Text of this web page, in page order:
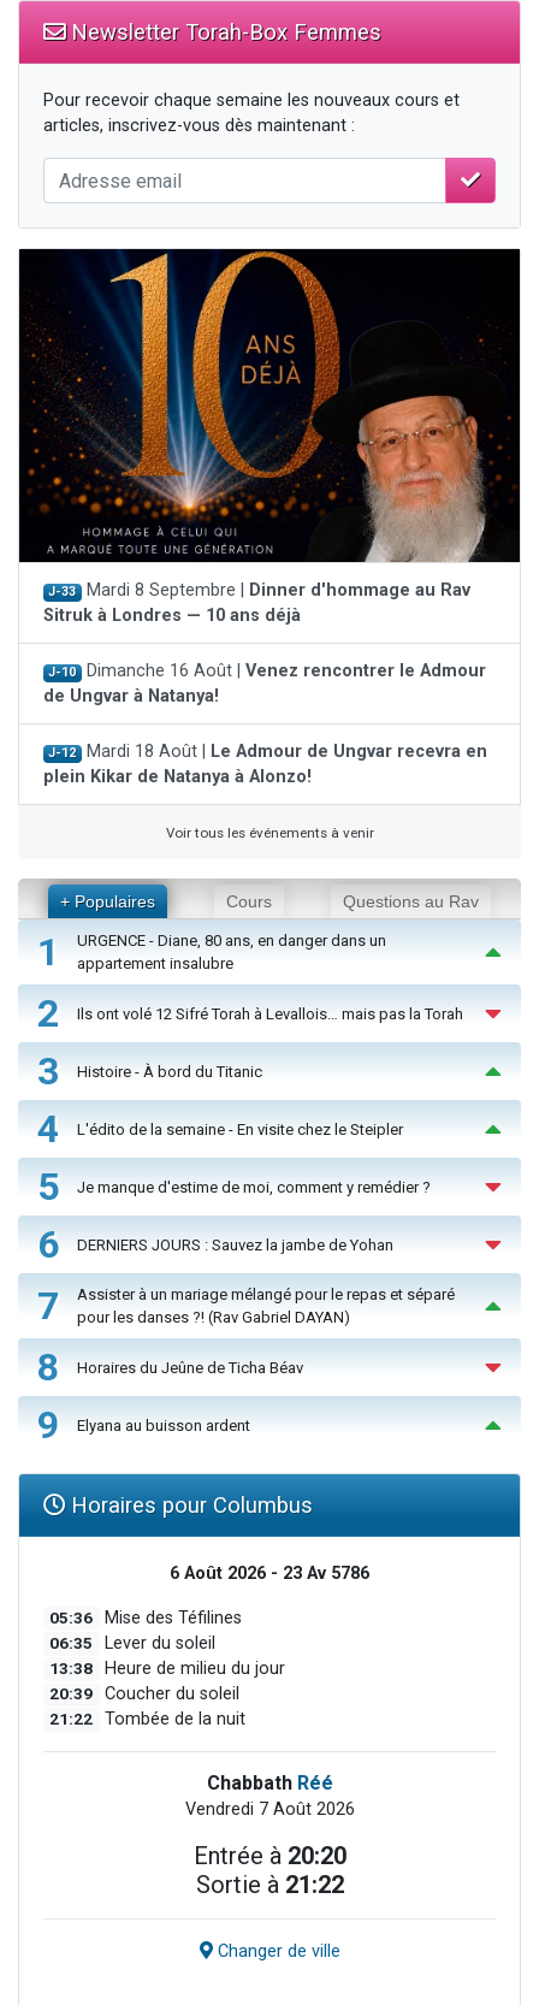
Newsletter Torah-Box Femmes
Pour recevoir chaque semaine les nouveaux cours et
articles, inscrivez-vous dès maintenant :
J-33 Mardi 8 Septembre |
Dinner d'hommage au Rav
Sitruk à Londres — 10 ans déjà
J-10 Dimanche 16 Août | Venez rencontrer le Admour
de Ungvar à Natanya!
J-12 Mardi 18 Août |
Le Admour de Ungvar recevra en
plein Kikar de Natanya à Alonzo!
Voir tous les événements à venir
+ Populaires Cours Questions au Rav
1
URGENCE - Diane, 80 ans, en danger dans un
appartement insalubre
2 Ils ont volé 12 Sifré Torah à Levallois… mais pas la Torah
3 Histoire - À bord du Titanic
4 L'édito de la semaine - En visite chez le Steipler
5 Je manque d'estime de moi, comment y remédier ?
6 DERNIERS JOURS : Sauvez la jambe de Yohan
7
Assister à un mariage mélangé pour le repas et séparé
pour les danses ?! (Rav Gabriel DAYAN)
8 Horaires du Jeûne de Ticha Béav
9 Elyana au buisson ardent
Horaires pour Columbus
6 Août 2026 - 23 Av 5786
05:36 Mise des Téfilines
06:35 Lever du soleil
13:38 Heure de milieu du jour
20:39 Coucher du soleil
21:22 Tombée de la nuit
Chabbath Réé
Vendredi 7 Août 2026
Entrée à 20:20
Sortie à 21:22
Changer de ville